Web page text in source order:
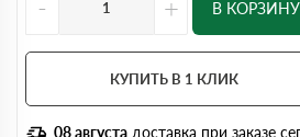
- + В КОРЗИНУ
КУПИТЬ В 1 КЛИК
08 августа доставка при заказе